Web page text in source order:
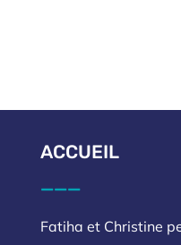
ACCUEIL
___
Fatiha et Christine